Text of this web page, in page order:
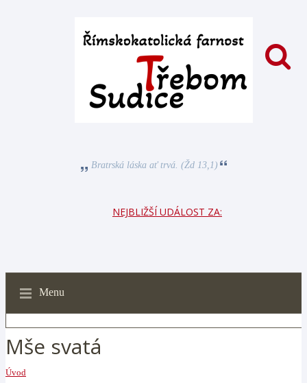
Bratrská láska ať trvá. (Žd 13,1)
NEJBLIŽŠÍ UDÁLOST ZA:
Menu
Mše svatá
Úvod